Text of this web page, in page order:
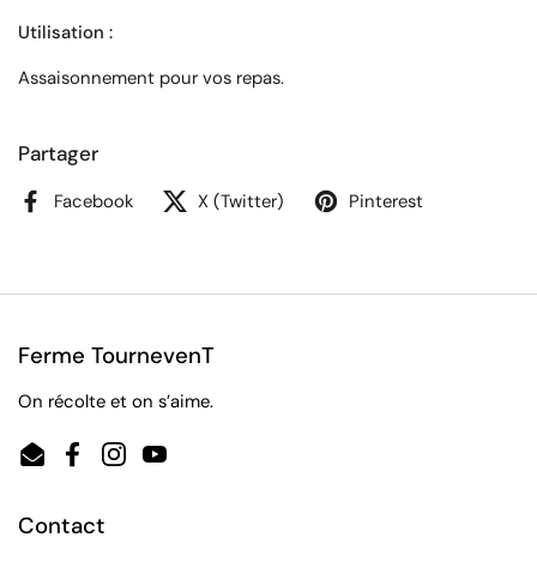
Utilisation :
Assaisonnement pour vos repas.
Partager
Facebook X (Twitter) Pinterest
Ferme TournevenT
On récolte et on s’aime.
EmailFacebook
InstagramYouTube
Contact